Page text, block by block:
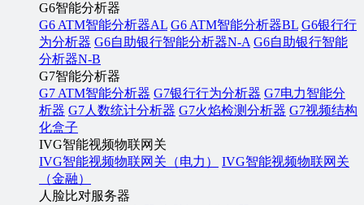
G6智能分析器
G6 ATM智能分析器AL G6 ATM智能分析器BL G6银行行
为分析器 G6自助银行智能分析器N-A G6自助银行智能
分析器N-B
G7智能分析器
G7 ATM智能分析器 G7银行行为分析器 G7电力智能分
析器 G7人数统计分析器 G7火焰检测分析器 G7视频结构
化盒子
IVG智能视频物联网关
IVG智能视频物联网关（电力）
IVG智能视频物联网关
（金融）
人脸比对服务器